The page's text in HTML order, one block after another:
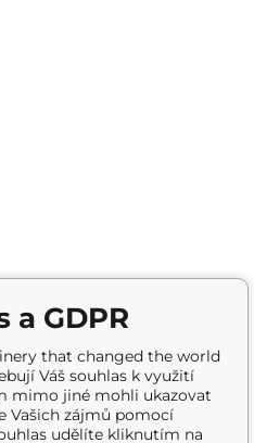
a GDPR
that changed the world
Váš souhlas k využití
mimo jiné mohli ukazovat
Vašich zájmů pomocí
udělíte kliknutím na